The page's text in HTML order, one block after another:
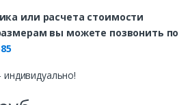
или расчета стоимости
вы можете позвонить по